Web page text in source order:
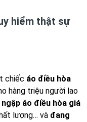
hiểm thật sự
chiếc áo điều hòa
hàng triệu người lao
áo điều hòa giá
lượng… và đang